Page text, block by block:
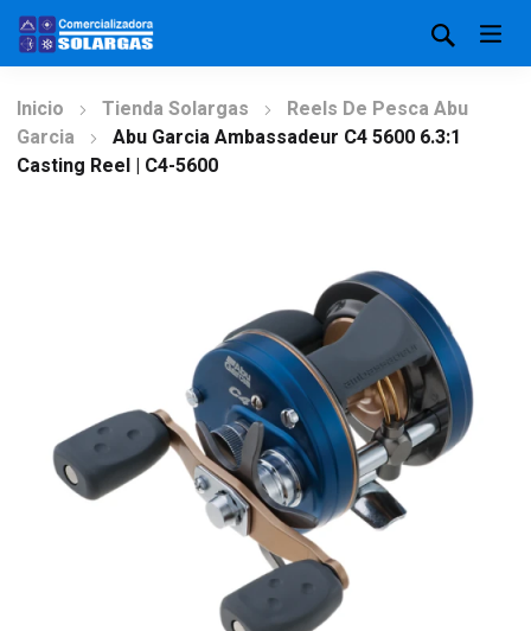
Inicio Tienda Solargas
Reels De Pesca Abu
Garcia
Abu Garcia Ambassadeur C4 5600 6.3:1
Casting Reel | C4-5600